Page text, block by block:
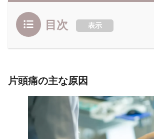
目次 表示
片頭痛の主な原因